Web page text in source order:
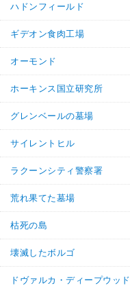
ハドンフィールド
ギデオン食肉工場
オーモンド
ホーキンス国立研究所
グレンベールの墓場
サイレントヒル
ラクーンシティ警察署
荒れ果てた墓場
枯死の島
壊滅したボルゴ
ドヴァルカ・ディープウッド